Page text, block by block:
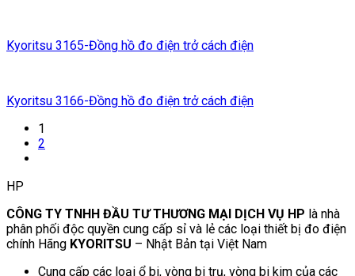
Kyoritsu 3165-Đồng hồ đo điện trở cách điện
Kyoritsu 3166-Đồng hồ đo điện trở cách điện
1
2
HP
CÔNG TY TNHH ĐẦU TƯ THƯƠNG MẠI DỊCH VỤ HP là nhà
phân phối độc quyền cung cấp sỉ và lẻ các loại thiết bị đo điện
chính Hãng KYORITSU – Nhật Bản tại Việt Nam
Cung cấp các loại ổ bi, vòng bi trụ, vòng bi kim của các